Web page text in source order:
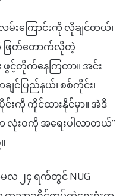
လမ်းကြောင်းကို လိုချင်တယ်၊
ဖြတ်တောက်လိုတဲ့
ဖွင့်တိုက်နေကြတာ။ အင်း
င်ပြည်နယ်၊ စစ်ကိုင်း၊
းကို ကိုင်ထားနိုင်မှာ။ အဲဒီ
လုံးဝကို အရေးပါလာတယ်”
လ ၂၄ ရက်တွင် NUG